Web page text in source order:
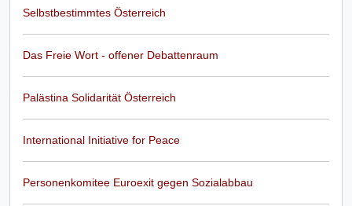
Selbstbestimmtes Österreich
Das Freie Wort - offener Debattenraum
Palästina Solidarität Österreich
International Initiative for Peace
Personenkomitee Euroexit gegen Sozialabbau